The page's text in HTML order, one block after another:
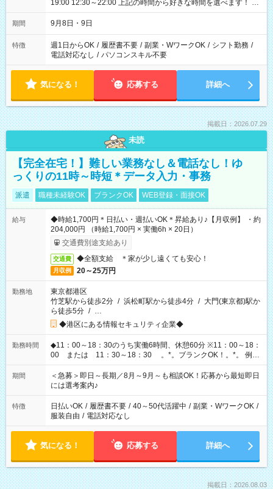
19:00 12:30～22:00 上記の時間から好きな時間を選べます！ ※
時間は変更となる可能性があります
期間 9月8日・9日
特徴 週1日からOK / 履歴書不要 / 副業・WワークOK / シフト勤務 /
電話対応なし / パソコンスキル不要
気になる！ 応募する 詳細へ
掲載日：2026.07.29
未読
【完全在宅！】難しい業務なし＆電話なし！ゆ
っくりの11時～時短＊データ入力・事務
派遣 職種未経験OK ブランクOK WEB登録・面接OK
給与
◆時給1,700円＊日払い・週払いOK＊昇給あり♪【月収例】 ・約
204,000円 （時給1,700円 × 実働6h × 20日）
交通費別途支給あり
交通費 ◆全額支給 ＊家が少し遠くても安心！
月収例 20～25万円
勤務地
東京都港区
竹芝駅から徒歩2分 / 浜松町駅から徒歩4分 / 大門(東京都)駅か
ら徒歩5分 / …
◆港区にある情報セキュリティ企業◆
勤務時間
◆11：00～18：30のうち実働6時間、休憩60分 ※11：00～18：
00 または 11：30～18：30 。*。ブランクOK！。*。 例え
ば前職が、 在宅/財団法人/事務/コールセンター/受付/販売/カフェ
スタッフ スイーツ販売/ホテルフロント/化粧品販売/など 様々な
業界から入社して活躍されています♪
期間
＜急募＞即日～長期／8月～9月～も相談OK！応募から最短即日
には選考案内♪
特徴 日払いOK / 履歴書不要 / 40～50代活躍中 / 副業・WワークOK /
服装自由 / 電話対応なし
気になる！ 応募する 詳細へ
掲載日：2026.08.03